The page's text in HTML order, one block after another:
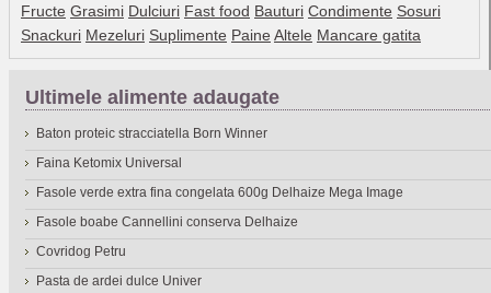
Fructe Grasimi Dulciuri Fast food Bauturi Condimente Sosuri
Snackuri Mezeluri Suplimente Paine Altele Mancare gatita
Ultimele alimente adaugate
Baton proteic stracciatella Born Winner
Faina Ketomix Universal
Fasole verde extra fina congelata 600g Delhaize Mega Image
Fasole boabe Cannellini conserva Delhaize
Covridog Petru
Pasta de ardei dulce Univer